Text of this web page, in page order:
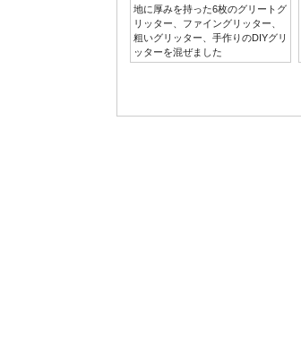
地に厚みを持った6枚のグリートグ
リッター、ファイングリッター、
粗いグリッター、手作りのDIYグリ
ッターを混ぜました